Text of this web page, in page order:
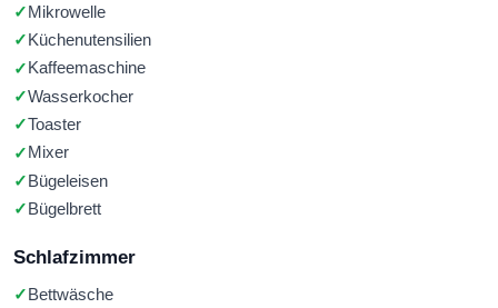
Mikrowelle
Küchenutensilien
Kaffeemaschine
Wasserkocher
Toaster
Mixer
Bügeleisen
Bügelbrett
Schlafzimmer
Bettwäsche